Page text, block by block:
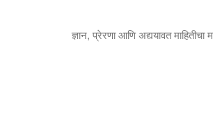
ज्ञान, प्रेरणा आणि अद्ययावत माहितीचा